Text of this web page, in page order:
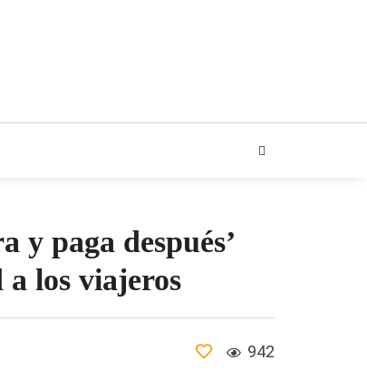
y paga después’
los viajeros
942